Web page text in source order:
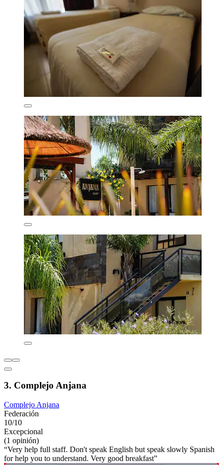
3. Complejo Anjana
Complejo Anjana
Federación
10/10
Excepcional
(1 opinión)
“Very help full staff. Don't speak English but speak slowly Spanish
for help you to understand. Very good breakfast”